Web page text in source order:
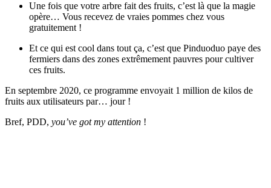
Une fois que votre arbre fait des fruits, c’est là que la magie
opère… Vous recevez de vraies pommes chez vous
gratuitement !
Et ce qui est cool dans tout ça, c’est que Pinduoduo paye des
fermiers dans des zones extrêmement pauvres pour cultiver
ces fruits.
En septembre 2020, ce programme envoyait 1 million de kilos de
fruits aux utilisateurs par… jour !
Bref, PDD, you’ve got my attention !